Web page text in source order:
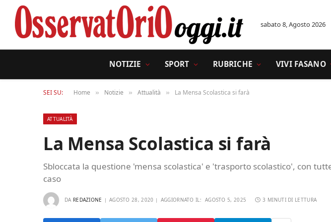
sabato 8, Agosto 2026
NOTIZIE SPORT RUBRICHE VIVI FASANO
SEI SU: Home » Notizie » Attualità » La Mensa Scolastica si farà
ATTUALITÀ
La Mensa Scolastica si farà
Sbloccata la questione 'mensa scolastica' e 'trasporto scolastico', con
caso
DA REDAZIONE AGOSTO 28, 2020 AGGIORNATO IL: AGOSTO 5, 2025 3 MINUTI DI LETTURA